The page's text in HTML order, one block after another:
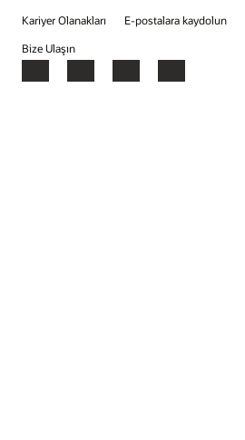
Kariyer Olanakları
E-postalara kaydolun
Bize Ulaşın
Facebook
X LinkedInYouTube